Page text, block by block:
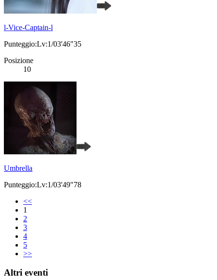
l-Vice-Captain-l
Punteggio:Lv:1/03'46"35
Posizione
10
Umbrella
Punteggio:Lv:1/03'49"78
<<
1
2
3
4
5
>>
Altri eventi